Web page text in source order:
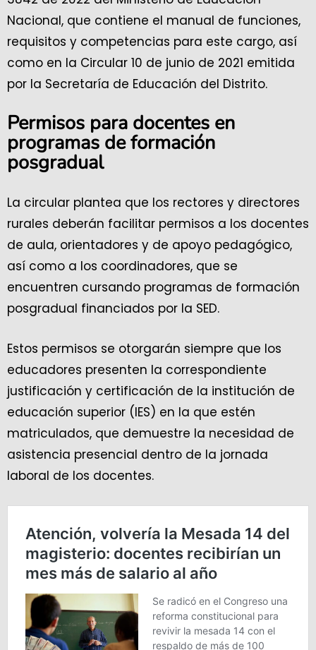
Nacional, que contiene el manual de funciones,
requisitos y competencias para este cargo, así
como en la Circular 10 de junio de 2021 emitida
por la Secretaría de Educación del Distrito.
Permisos para docentes en
programas de formación
posgradual
La circular plantea que los rectores y directores
rurales deberán facilitar permisos a los docentes
de aula, orientadores y de apoyo pedagógico,
así como a los coordinadores, que se
encuentren cursando programas de formación
posgradual financiados por la SED.
Estos permisos se otorgarán siempre que los
educadores presenten la correspondiente
justificación y certificación de la institución de
educación superior (IES) en la que estén
matriculados, que demuestre la necesidad de
asistencia presencial dentro de la jornada
laboral de los docentes.